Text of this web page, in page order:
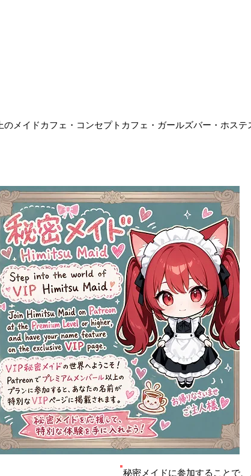
メイドカフェ・コンセプトカフェ・ガールズバー・ホステ
秘密メイドに参加することで